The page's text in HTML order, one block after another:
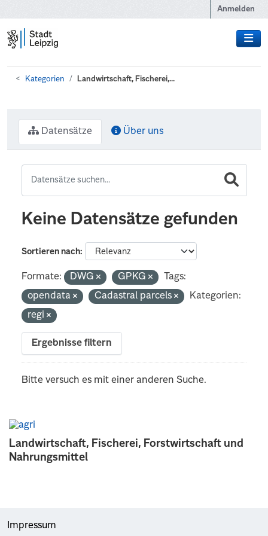
Anmelden
Kategorien Landwirtschaft, Fischerei,...
Landwirtschaft, Fischerei, Forstwirtschaft und
Nahrungsmittel
Datensätze Über uns
Keine Datensätze gefunden
Sortieren nach
Formate: DWG GPKG
Tags:
opendata
Cadastral parcels
Kategorien:
regi
Ergebnisse filtern
Bitte versuch es mit einer anderen Suche.
Impressum